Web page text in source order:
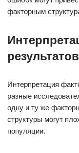
факторным
результатов
Интерпретация
разные
одну и ту же
структуры могут
популяции.